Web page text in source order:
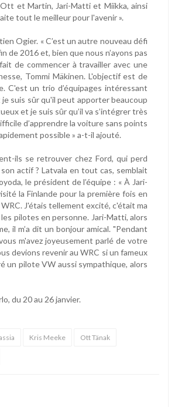
et Martin, Jari-Matti et Miikka, ainsi
tout le meilleur pour l'avenir ».
Ogier. « C’est un autre nouveau défi
de 2016 et, bien que nous n’ayons pas
de commencer à travailler avec une
Tommi Mäkinen. L'objectif est de
C'est un trio d’équipages intéressant
suis sûr qu'il peut apporter beaucoup
et je suis sûr qu’il va s’intégrer très
d’apprendre la voiture sans points
possible » a-t-il ajouté.
ils se retrouver chez Ford, qui perd
actif ? Latvala en tout cas, semblait
le président de l’équipe : « À Jari-
la Finlande pour la première fois en
J'étais tellement excité, c'était ma
pilotes en personne. Jari-Matti, alors
il m’a dit un bonjour amical. "Pendant
m'avez joyeusement parlé de votre
devions revenir au WRC si un fameux
un pilote VW aussi sympathique, alors
du 20 au 26 janvier.
Kris Meeke Ott Tänak